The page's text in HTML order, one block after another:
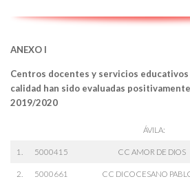
ANEXO I
Centros docentes y servicios
calidad han sido evaluadas
2019/2020
ÁVILA:
1. 5000415 CC AMOR DE DIOS
2. 5000661 CC DICOCESANO